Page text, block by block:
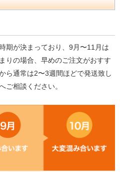
期が決まっており、9月〜11月は
りの場合、早めのご注文がおすす
ら通常は2〜3週間ほどで発送致し
ご相談ください。